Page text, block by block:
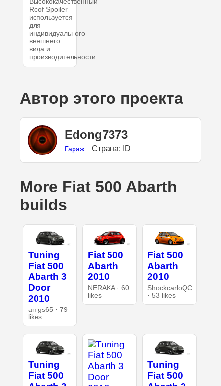
Высококачественный
Roof Spoiler
используется
для
индивидуального
внешнего
вида и
производительности.
Автор этого проекта
Edong7373
Гараж Страна: ID
More Fiat 500 Abarth
builds
Tuning
Fiat 500
Abarth 3
Door
2010
amgs65 · 79
likes
Fiat 500
Abarth
2010
NERAKA · 60
likes
Fiat 500
Abarth
2010
ShockcarloQC
· 53 likes
Tuning
Fiat 500
Tuning
Fiat 500